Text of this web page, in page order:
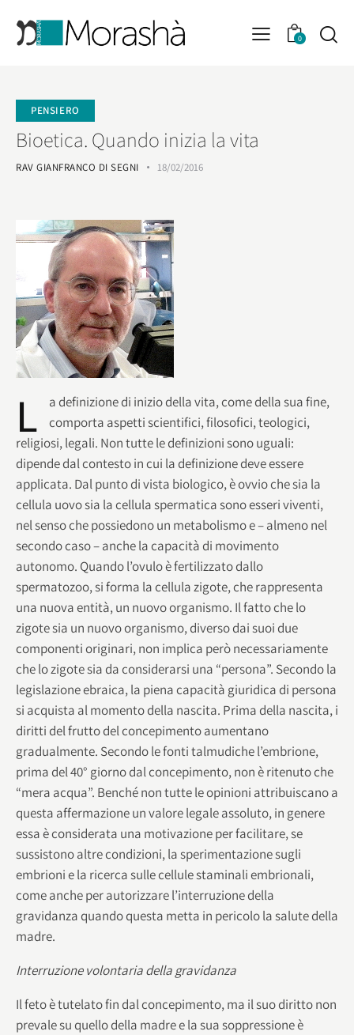
0
PENSIERO
Bioetica. Quando inizia la vita
RAV GIANFRANCO DI SEGNI 18/02/2016
L
a definizione di inizio della vita, come della sua fine,
comporta aspetti scientifici, filosofici, teologici,
religiosi, legali. Non tutte le definizioni sono uguali:
dipende dal contesto in cui la definizione deve essere
applicata. Dal punto di vista biologico, è ovvio che sia la
cellula uovo sia la cellula spermatica sono esseri viventi,
nel senso che possiedono un metabolismo e – almeno nel
secondo caso – anche la capacità di movimento
autonomo. Quando l’ovulo è fertilizzato dallo
spermatozoo, si forma la cellula zigote, che rappresenta
una nuova entità, un nuovo organismo. Il fatto che lo
zigote sia un nuovo organismo, diverso dai suoi due
componenti originari, non implica però necessariamente
che lo zigote sia da considerarsi una “persona”. Secondo la
legislazione ebraica, la piena capacità giuridica di persona
si acquista al momento della nascita. Prima della nascita, i
diritti del frutto del concepimento aumentano
gradualmente. Secondo le fonti talmudiche l’embrione,
prima del 40° giorno dal concepimento, non è ritenuto che
“mera acqua”. Benché non tutte le opinioni attribuiscano a
questa affermazione un valore legale assoluto, in genere
essa è considerata una motivazione per facilitare, se
sussistono altre condizioni, la sperimentazione sugli
embrioni e la ricerca sulle cellule staminali embrionali,
come anche per autorizzare l’interruzione della
gravidanza quando questa metta in pericolo la salute della
madre.
Interruzione volontaria della gravidanza
Il feto è tutelato fin dal concepimento, ma il suo diritto non
prevale su quello della madre e la sua soppressione è